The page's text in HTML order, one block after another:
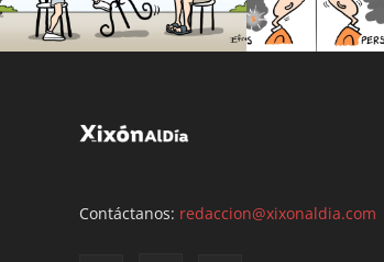
Contáctanos: redaccion@xixonaldia.com